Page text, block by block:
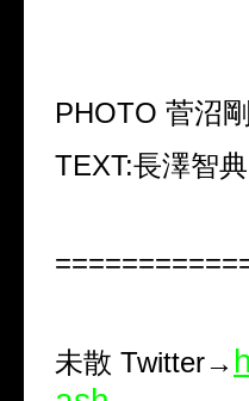
PHOTO 菅沼
TEXT:長澤智典
未散 Twitter→